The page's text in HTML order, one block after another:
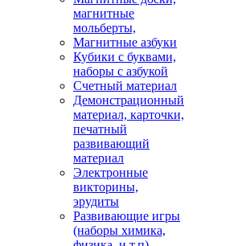
магнитные
мольберты,
Магнитные азбуки
Кубики с буквами,
наборы с азбукой
Счетный материал
Демонстрационный
материал, карточки,
печатный
развивающий
материал
Электронные
викторины,
эрудиты
Развивающие игры
(наборы химика,